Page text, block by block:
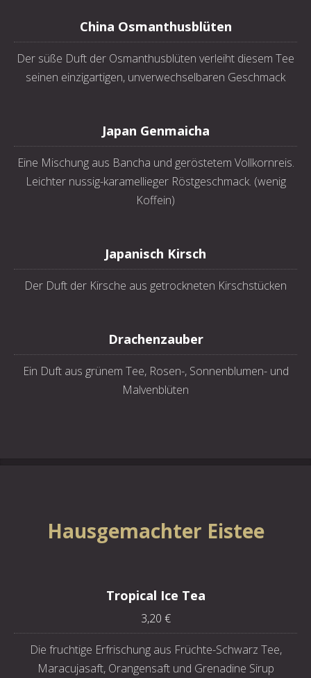
China Osmanthusblüten
Der süße Duft der Osmanthusblüten verleiht diesem Tee
seinen einzigartigen, unverwechselbaren Geschmack
Japan Genmaicha
Eine Mischung aus Bancha und geröstetem Vollkornreis.
Leichter nussig-karamellieger Röstgeschmack. (wenig
Koffein)
Japanisch Kirsch
Der Duft der Kirsche aus getrockneten Kirschstücken
Drachenzauber
Ein Duft aus grünem Tee, Rosen-, Sonnenblumen- und
Malvenblüten
Hausgemachter Eistee
Tropical Ice Tea
3,20 €
Die fruchtige Erfrischung aus Früchte-Schwarz Tee,
Maracujasaft, Orangensaft und Grenadine Sirup